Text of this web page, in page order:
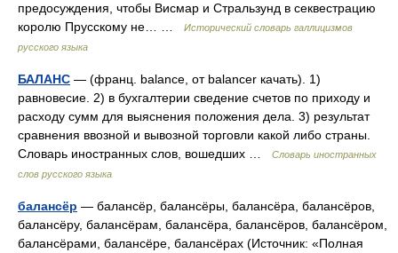
предосуждения, чтобы Висмар и Стральзунд в секвестрацию
королю Прусскому не… …
Исторический словарь галлицизмов
русского языка
БАЛАНС — (франц. balance, от balancer качать). 1)
равновесие. 2) в бухгалтерии сведение счетов по приходу и
расходу сумм для выяснения положения дела. 3) результат
сравнения ввозной и вывозной торговли какой либо страны.
Словарь иностранных слов, вошедших …
Словарь иностранных
слов русского языка
балансёр — балансёр, балансёры, балансёра, балансёров,
балансёру, балансёрам, балансёра, балансёров, балансёром,
балансёрами, балансёре, балансёрах (Источник: «Полная